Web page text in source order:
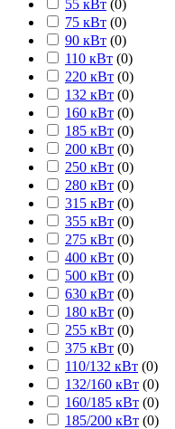
55 кВт (0)
75 кВт (0)
90 кВт (0)
110 кВт (0)
220 кВт (0)
132 кВт (0)
160 кВт (0)
185 кВт (0)
200 кВт (0)
250 кВт (0)
280 кВт (0)
315 кВт (0)
355 кВт (0)
275 кВт (0)
400 кВт (0)
500 кВт (0)
630 кВт (0)
180 кВт (0)
255 кВт (0)
375 кВт (0)
110/132 кВт (0)
132/160 кВт (0)
160/185 кВт (0)
185/200 кВт (0)